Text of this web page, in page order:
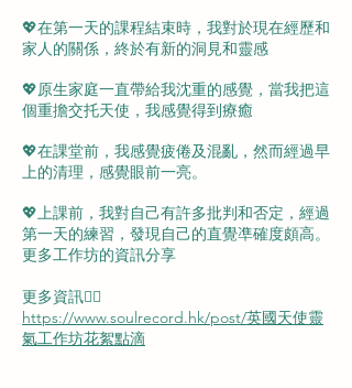
💖在第一天的課程結束時，我對於現在經歷和
家人的關係，終於有新的洞見和靈感
💖原生家庭一直帶給我沈重的感覺，當我把這
個重擔交托天使，我感覺得到療癒
💖在課堂前，我感覺疲倦及混亂，然而經過早
上的清理，感覺眼前一亮。
💖上課前，我對自己有許多批判和否定，經過
第一天的練習，發現自己的直覺凖確度頗高。
更多工作坊的資訊分享
更多資訊👇🏻
https://www.soulrecord.hk/post/英國天使靈
氣工作坊花絮點滴